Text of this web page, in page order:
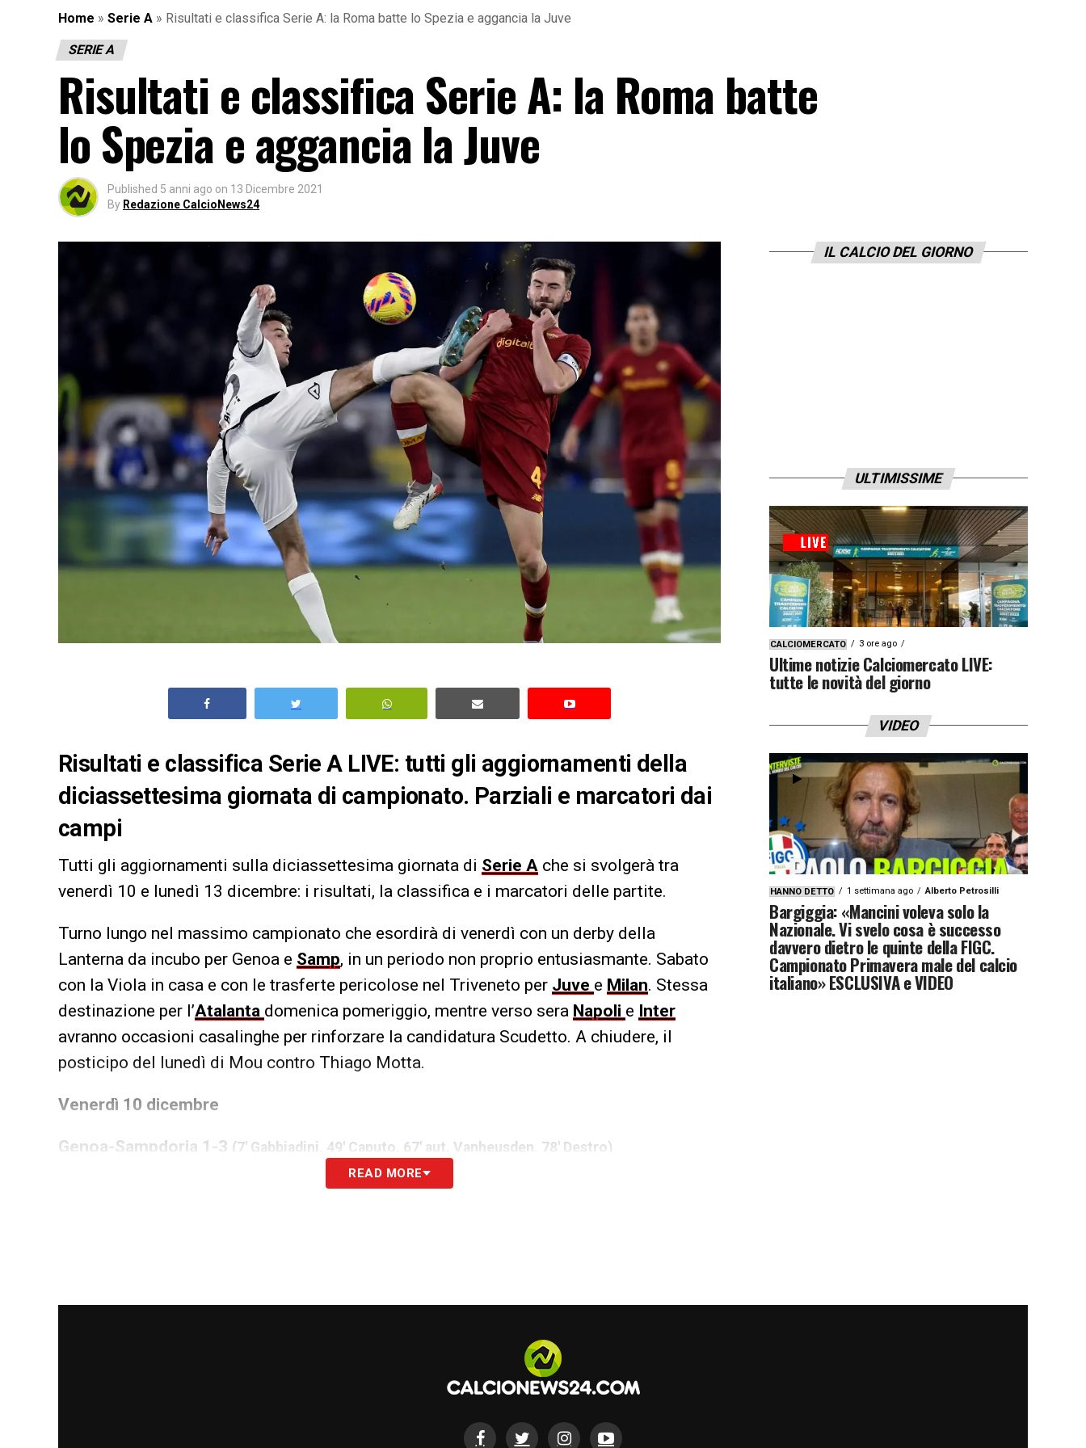
Home » Serie A » Risultati e classifica Serie A: la Roma batte lo Spezia e aggancia la Juve
SERIE A
Risultati e classifica Serie A: la Roma batte
lo Spezia e aggancia la Juve
Published 5 anni ago on 13 Dicembre 2021
By Redazione CalcioNews24
Risultati e classifica Serie A LIVE: tutti gli aggiornamenti della
diciassettesima giornata di campionato. Parziali e marcatori dai
campi
Tutti gli aggiornamenti sulla diciassettesima giornata di Serie A che si svolgerà tra
venerdì 10 e lunedì 13 dicembre: i risultati, la classifica e i marcatori delle partite.
Turno lungo nel massimo campionato che esordirà di venerdì con un derby della
Lanterna da incubo per Genoa e Samp, in un periodo non proprio entusiasmante. Sabato
con la Viola in casa e con le trasferte pericolose nel Triveneto per Juve e Milan. Stessa
destinazione per l’Atalanta domenica pomeriggio, mentre verso sera Napoli e Inter
avranno occasioni casalinghe per rinforzare la candidatura Scudetto. A chiudere, il
posticipo del lunedì di Mou contro Thiago Motta.
Venerdì 10 dicembre
Genoa-Sampdoria 1-3 (7′ Gabbiadini, 49′ Caputo, 67′ aut. Vanheusden, 78′ Destro)
2-1 (24′ Sanabria, 69′ aut. Soumaoro, 78′ rig. Orsolini)
1-2 (22′ Simeone, 37′ Miranchuk, 62′ Koopmeiners)
2-1 (6′ Zaccagni, 63′ Berardi, 69′ Raspadori)
READ MORE
IL CALCIO DEL GIORNO
ULTIMISSIME
CALCIOMERCATO 3 ore ago
Ultime notizie Calciomercato LIVE:
tutte le novità del giorno
VIDEO
HANNO DETTO 1 settimana ago Alberto Petrosilli
Bargiggia: «Mancini voleva solo la
Nazionale. Vi svelo cosa è successo
davvero dietro le quinte della FIGC.
Campionato Primavera male del calcio
italiano» ESCLUSIVA e VIDEO